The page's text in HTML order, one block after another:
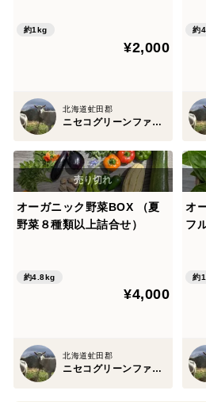
約1kg
¥2,000
北海道虻田郡
ニセコグリーンファーム
約
オーガニック野菜BOX （夏
野菜８種類以上詰合せ）
約4.8kg
¥4,000
北海道虻田郡
ニセコグリーンファーム
オ
フ
約